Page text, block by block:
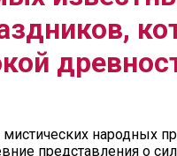
народных
представления о